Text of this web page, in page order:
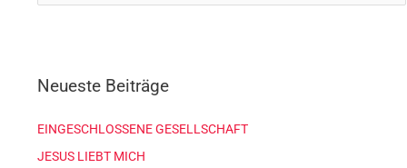
e
n
a
Neueste Beiträge
EINGESCHLOSSENE GESELLSCHAFT
JESUS LIEBT MICH